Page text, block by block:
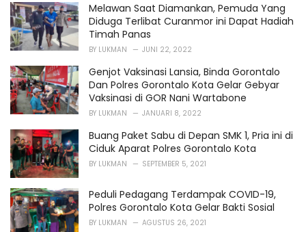
Melawan Saat Diamankan, Pemuda Yang
Diduga Terlibat Curanmor ini Dapat Hadiah
Timah Panas
BY LUKMAN JUNI 22, 2022
Genjot Vaksinasi Lansia, Binda Gorontalo
Dan Polres Gorontalo Kota Gelar Gebyar
Vaksinasi di GOR Nani Wartabone
BY LUKMAN JANUARI 8, 2022
Buang Paket Sabu di Depan SMK 1, Pria ini di
Ciduk Aparat Polres Gorontalo Kota
BY LUKMAN SEPTEMBER 5, 2021
Peduli Pedagang Terdampak COVID-19,
Polres Gorontalo Kota Gelar Bakti Sosial
BY LUKMAN AGUSTUS 26, 2021